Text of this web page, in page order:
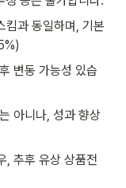
과 동일하며, 기본
변동 가능성 있습
아니나, 성과 향상
, 추후 유상 상품전